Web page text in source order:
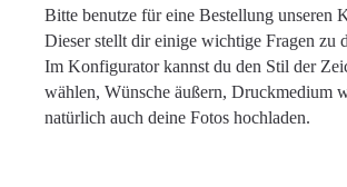
Bitte benutze für eine Bestellung unseren
Dieser stellt dir einige wichtige Fragen zu
Im Konfigurator kannst du den Stil der
wählen, Wünsche äußern, Druckmedium
natürlich auch deine Fotos hochladen.